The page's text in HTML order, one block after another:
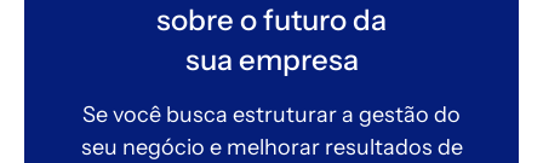
sobre o futuro da
sua empresa
Se você busca estruturar a gestão do
seu negócio e melhorar resultados de